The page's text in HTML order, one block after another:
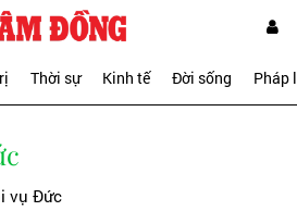
Thời sự Kinh tế Đời sống Pháp
vụ Đức